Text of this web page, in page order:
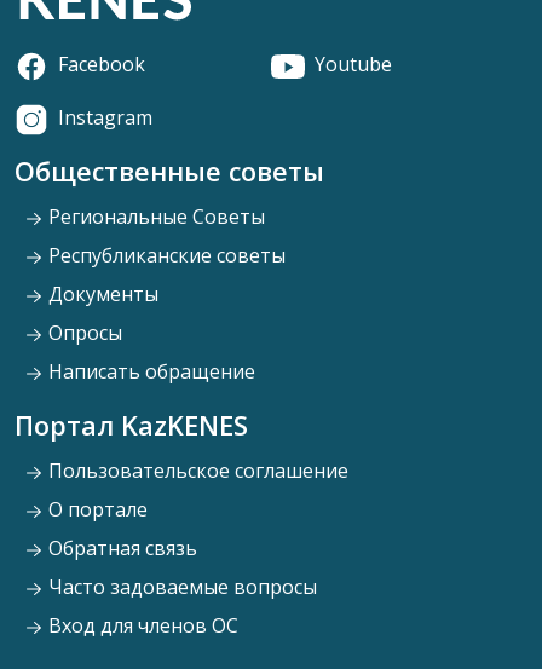
Facebook
Youtube
Instagram
Общественные советы
Региональные Советы
Республиканские советы
Документы
Опросы
Написать обращение
Портал KazKENES
Пользовательское соглашение
О портале
Обратная связь
Часто задоваемые вопросы
Вход для членов ОС